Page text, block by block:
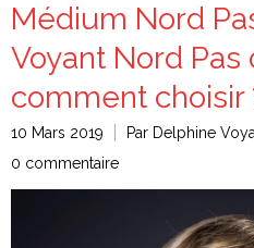
Médium Nord
Voyant Nord Pas
comment choisir
10 Mars 2019
Par Delphine
0 commentaire